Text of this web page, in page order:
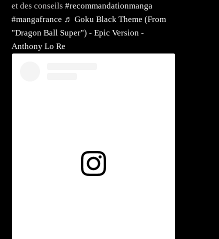
et des conseils #recommandationmanga
#mangafrance ♬ Goku Black Theme (From
"Dragon Ball Super") - Epic Version -
Anthony Lo Re